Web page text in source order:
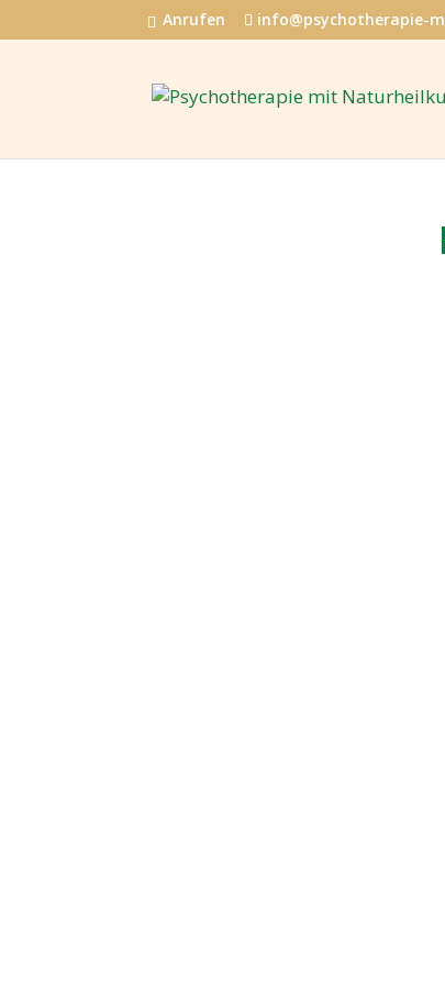
Anrufen info@psychotherapie-